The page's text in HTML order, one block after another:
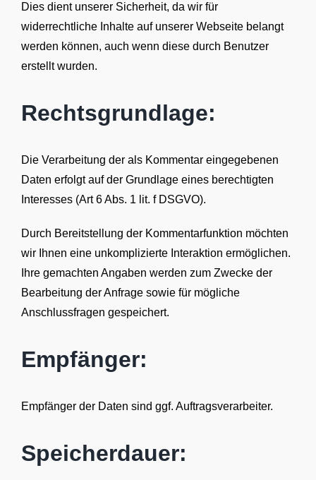
Dies dient unserer Sicherheit, da wir für
widerrechtliche Inhalte auf unserer Webseite belangt
werden können, auch wenn diese durch Benutzer
erstellt wurden.
Rechtsgrundlage:
Die Verarbeitung der als Kommentar eingegebenen
Daten erfolgt auf der Grundlage eines berechtigten
Interesses (Art 6 Abs. 1 lit. f DSGVO).
Durch Bereitstellung der Kommentarfunktion möchten
wir Ihnen eine unkomplizierte Interaktion ermöglichen.
Ihre gemachten Angaben werden zum Zwecke der
Bearbeitung der Anfrage sowie für mögliche
Anschlussfragen gespeichert.
Empfänger:
Empfänger der Daten sind ggf. Auftragsverarbeiter.
Speicherdauer: